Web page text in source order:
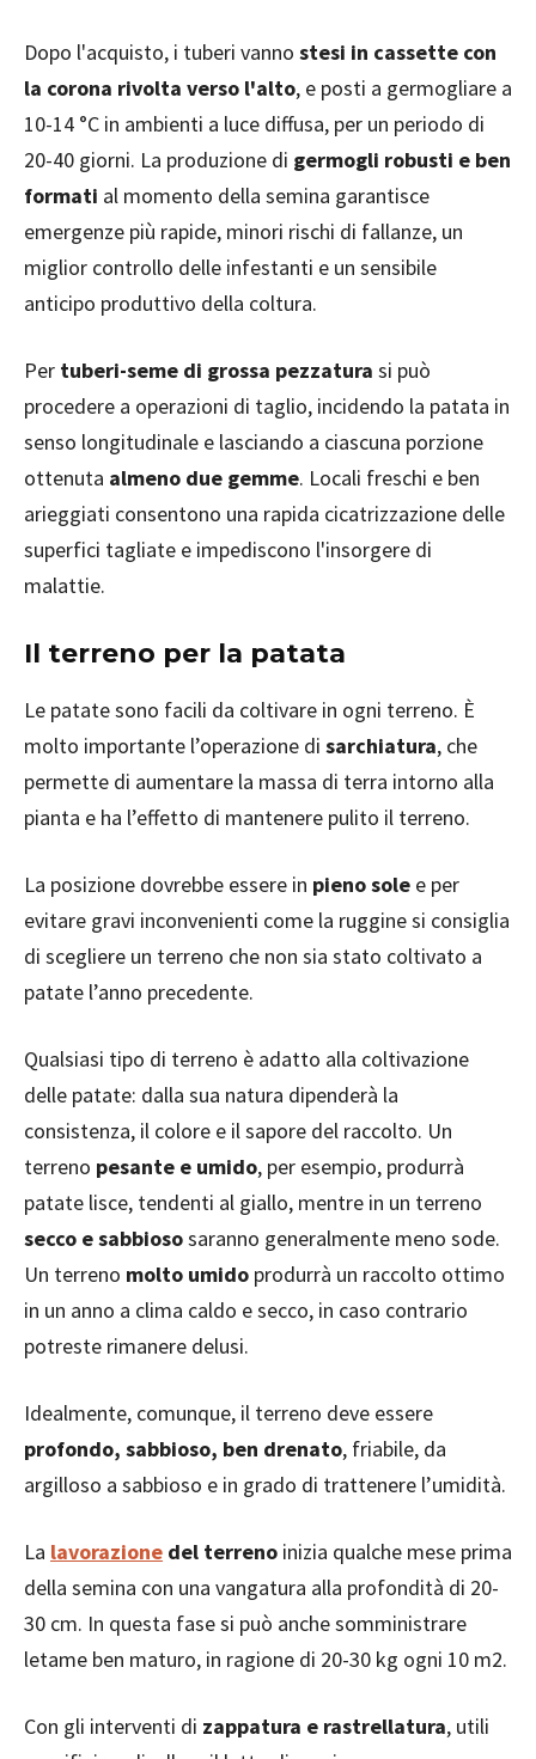
Dopo l'acquisto, i tuberi vanno stesi in cassette con
la corona rivolta verso l'alto, e posti a germogliare a
10-14 °C in ambienti a luce diffusa, per un periodo di
20-40 giorni. La produzione di germogli robusti e ben
formati al momento della semina garantisce
emergenze più rapide, minori rischi di fallanze, un
miglior controllo delle infestanti e un sensibile
anticipo produttivo della coltura.
Per tuberi-seme di grossa pezzatura si può
procedere a operazioni di taglio, incidendo la patata in
senso longitudinale e lasciando a ciascuna porzione
ottenuta almeno due gemme. Locali freschi e ben
arieggiati consentono una rapida cicatrizzazione delle
superfici tagliate e impediscono l'insorgere di
malattie.
Il terreno per la patata
Le patate sono facili da coltivare in ogni terreno. È
molto importante l’operazione di sarchiatura, che
permette di aumentare la massa di terra intorno alla
pianta e ha l’effetto di mantenere pulito il terreno.
La posizione dovrebbe essere in pieno sole e per
evitare gravi inconvenienti come la ruggine si consiglia
di scegliere un terreno che non sia stato coltivato a
patate l’anno precedente.
Qualsiasi tipo di terreno è adatto alla coltivazione
delle patate: dalla sua natura dipenderà la
consistenza, il colore e il sapore del raccolto. Un
terreno pesante e umido, per esempio, produrrà
patate lisce, tendenti al giallo, mentre in un terreno
secco e sabbiososaranno generalmente meno sode.
Un terreno molto umido produrrà un raccolto ottimo
in un anno a clima caldo e secco, in caso contrario
potreste rimanere delusi.
Idealmente, comunque, il terreno deve essere
profondo, sabbioso, ben drenato, friabile, da
argilloso a sabbioso e in grado di trattenere l’umidità.
La lavorazione del terreno inizia qualche mese prima
della semina con una vangatura alla profondità di 20-
30 cm. In questa fase si può anche somministrare
letame ben maturo, in ragione di 20-30 kg ogni 10 m2.
Con gli interventi di zappatura e rastrellatura, utili